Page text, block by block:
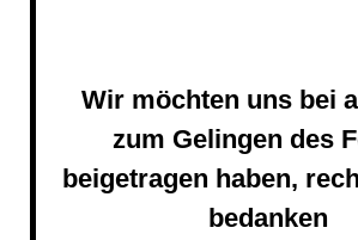
Wir möchten uns bei
zum Gelingen des
beigetragen haben,
bedanken